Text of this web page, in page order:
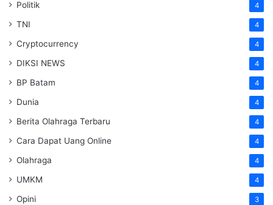
Politik 4
TNI 4
Cryptocurrency 4
DIKSI NEWS 4
BP Batam 4
Dunia 4
Berita Olahraga Terbaru 4
Cara Dapat Uang Online 4
Olahraga 4
UMKM 4
Opini 3